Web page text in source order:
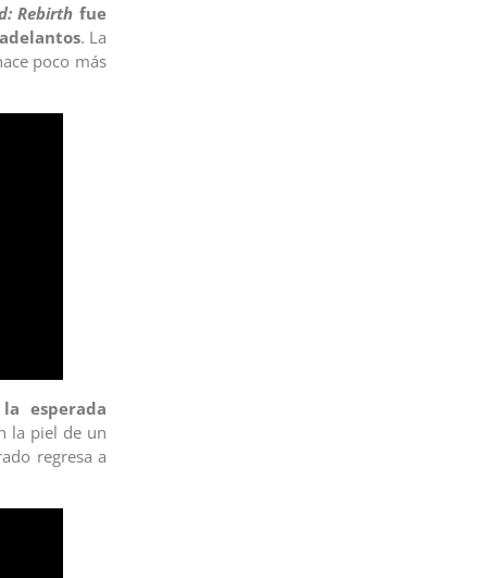
Rebirth fue
. La
poco más
la esperada
la piel de un
regresa a